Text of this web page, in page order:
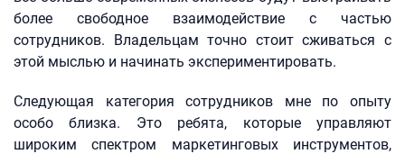
более свободное взаимодействие с частью
сотрудников. Владельцам точно стоит сживаться с
этой мыслью и начинать экспериментировать.
Следующая категория сотрудников мне по опыту
особо близка. Это ребята, которые управляют
широким спектром маркетинговых инструментов,